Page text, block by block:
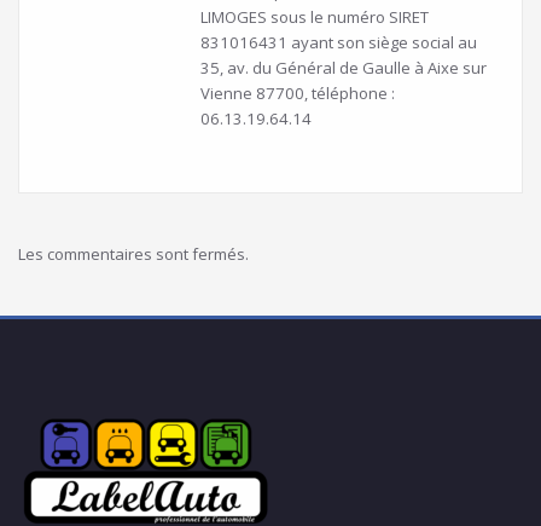
LIMOGES sous le numéro SIRET
831016431 ayant son siège social au
35, av. du Général de Gaulle à Aixe sur
Vienne 87700, téléphone :
06.13.19.64.14
Les commentaires sont fermés.